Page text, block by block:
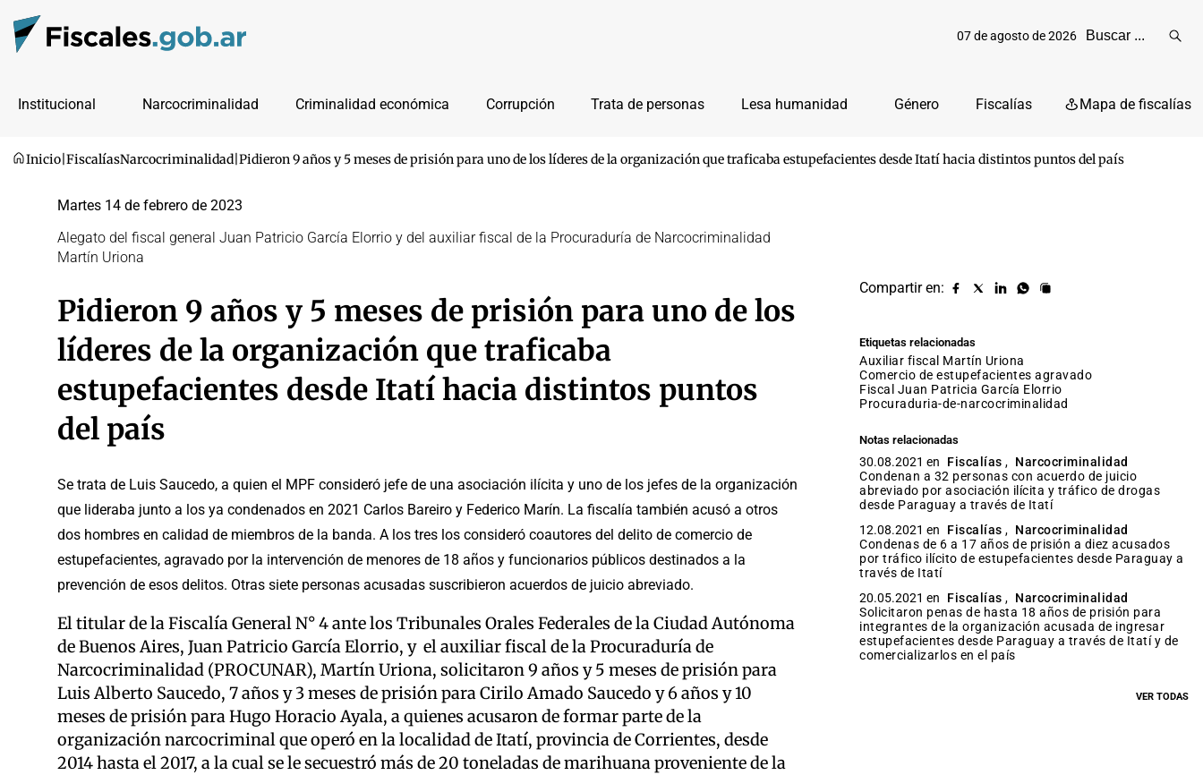
07 de agosto de 2026
Institucional Narcocriminalidad Criminalidad económica Corrupción Trata de personas Lesa humanidad Género Fiscalías Mapa de fiscalías
Inicio FiscalíasNarcocriminalidad Pidieron 9 años y 5 meses de prisión para uno de los líderes de la organización que traficaba estupefacientes desde Itatí hacia distintos puntos del país
Martes 14 de febrero de 2023
Alegato del fiscal general Juan Patricio García Elorrio y del auxiliar fiscal de la Procuraduría de Narcocriminalidad
Martín Uriona
Pidieron 9 años y 5 meses de prisión para uno de los
líderes de la organización que traficaba
estupefacientes desde Itatí hacia distintos puntos
del país
Se trata de Luis Saucedo, a quien el MPF consideró jefe de una asociación ilícita y uno de los jefes de la organización
que lideraba junto a los ya condenados en 2021 Carlos Bareiro y Federico Marín. La fiscalía también acusó a otros
dos hombres en calidad de miembros de la banda. A los tres los consideró coautores del delito de comercio de
estupefacientes, agravado por la intervención de menores de 18 años y funcionarios públicos destinados a la
prevención de esos delitos. Otras siete personas acusadas suscribieron acuerdos de juicio abreviado.
El titular de la Fiscalía General N° 4 ante los Tribunales Orales Federales de la Ciudad Autónoma
de Buenos Aires, Juan Patricio García Elorrio, y el auxiliar fiscal de la Procuraduría de
Narcocriminalidad (PROCUNAR), Martín Uriona, solicitaron 9 años y 5 meses de prisión para
Luis Alberto Saucedo, 7 años y 3 meses de prisión para Cirilo Amado Saucedo y 6 años y 10
meses de prisión para Hugo Horacio Ayala, a quienes acusaron de formar parte de la
organización narcocriminal que operó en la localidad de Itatí, provincia de Corrientes, desde
2014 hasta el 2017, a la cual se le secuestró más de 20 toneladas de marihuana proveniente de la
Compartir en:
Compartir
Compartir
Compartir
Compartir
Copiar
Etiquetas relacionadas
auxiliar fiscal Martín Uriona
comercio de estupefacientes agravado
fiscal Juan Patricia García Elorrio
procuraduria-de-narcocriminalidad
Notas relacionadas
30.08.2021 en Fiscalías , Narcocriminalidad
Condenan a 32 personas con acuerdo de juicio
abreviado por asociación ilícita y tráfico de drogas
desde Paraguay a través de Itatí
12.08.2021 en
Fiscalías , Narcocriminalidad
Condenas de 6 a 17 años de prisión a diez acusados
por tráfico ilícito de estupefacientes desde Paraguay a
través de Itatí
20.05.2021 en
Fiscalías , Narcocriminalidad
Solicitaron penas de hasta 18 años de prisión para
integrantes de la organización acusada de ingresar
estupefacientes desde Paraguay a través de Itatí y de
comercializarlos en el país
VER TODAS